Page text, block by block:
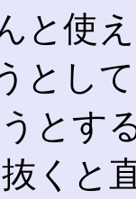
と使
とし
とす
くと